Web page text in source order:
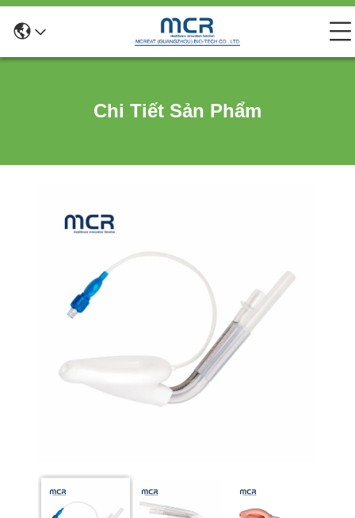
Chi Tiết Sản Phẩm